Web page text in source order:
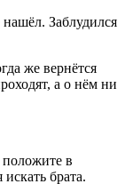
Заблудился
же вернётся
а о нём ни
в
брата.